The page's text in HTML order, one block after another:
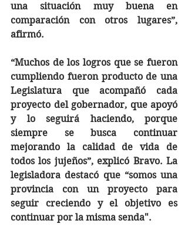
una situación muy buena en
comparación con otros lugares”,
afirmó.
“Muchos de los logros que se fueron
cumpliendo fueron producto de una
Legislatura que acompañó cada
proyecto del gobernador, que apoyó
y lo seguirá haciendo, porque
siempre se busca continuar
mejorando la calidad de vida de
todos los jujeños”, explicó Bravo. La
legisladora destacó que “somos una
provincia con un proyecto para
seguir creciendo y el objetivo es
continuar por la misma senda".